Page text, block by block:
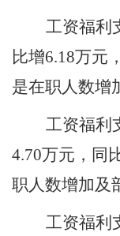
工资福利
比增6.18万元
是在职人数增
工资福利
4.70万元，同
职人数增加及
工资福利